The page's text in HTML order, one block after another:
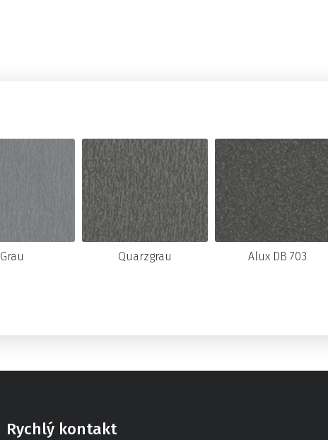
Grau Quarzgrau Alux DB 703
Rychlý kontakt